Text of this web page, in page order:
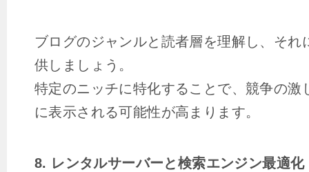
ブログのジャンルと読者層を理解し、それ
供しましょう。
特定のニッチに特化することで、競争の激
に表示される可能性が高まります。
8. レンタルサーバーと検索エンジン最適化